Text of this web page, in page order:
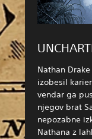
Nathan
izobesil
vendar ga
njegov brat
nepozabne
Nathana z